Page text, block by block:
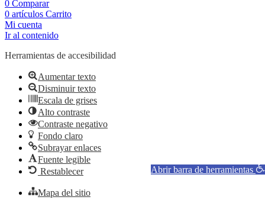
0 Comparar
0 artículos Carrito
Mi cuenta
Ir al contenido
Abrir barra de herramientas
Herramientas de accesibilidad
Aumentar texto
Disminuir texto
Escala de grises
Alto contraste
Contraste negativo
Fondo claro
Subrayar enlaces
Fuente legible
Restablecer
Mapa del sitio